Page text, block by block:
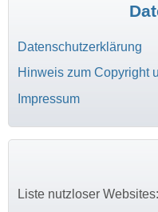
Datenschutzerklärung
Hinweis zum Copyright
Impressum
Liste nutzloser Websites: